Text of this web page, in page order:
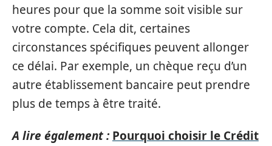
heures pour que la somme soit visible sur
votre compte. Cela dit, certaines
circonstances spécifiques peuvent allonger
ce délai. Par exemple, un chèque reçu d’un
autre établissement bancaire peut prendre
plus de temps à être traité.
A lire également : Pourquoi choisir le Crédit